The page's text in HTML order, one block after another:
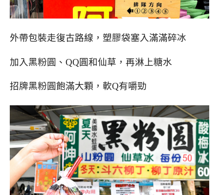
外帶包裝走復古路線，塑膠袋塞入滿滿碎冰
加入黑粉圓、QQ圓和仙草，再淋上糖水
招牌黑粉圓飽滿大顆，軟Q有嚼勁